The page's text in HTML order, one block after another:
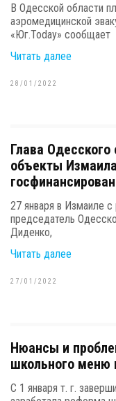
В Одесской области
аэромедицинской
«Юг.Today» сообщает
Читать далее
28/01/2022
Глава Одесского
объекты
27 января в Измаиле
председатель
Диденко,
Читать далее
27/01/2022
Нюансы и
школьного меню
С 1 января т. г.